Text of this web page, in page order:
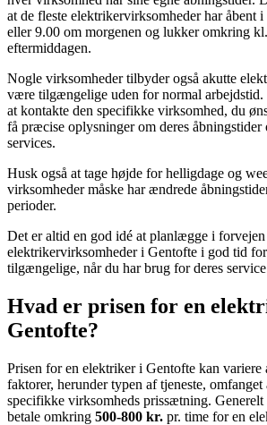
at de fleste elektrikervirksomheder har åbent
eller 9.00 om morgenen og lukker omkring
eftermiddagen.
Nogle virksomheder tilbyder også akutte
være tilgængelige uden for normal
at kontakte den specifikke virksomhed, du
få præcise oplysninger om deres åbningstider
services.
Husk også at tage højde for helligdage og
virksomheder måske har ændrede
perioder.
Det er altid en god idé at planlægge i
elektrikervirksomheder i Gentofte i god tid
tilgængelige, når du har brug for deres
Hvad er prisen for en
Gentofte?
Prisen for en elektriker i Gentofte kan
faktorer, herunder typen af tjeneste, omfanget
specifikke virksomheds prissætning. Generelt
betale omkring 500-800 kr. pr. time for en